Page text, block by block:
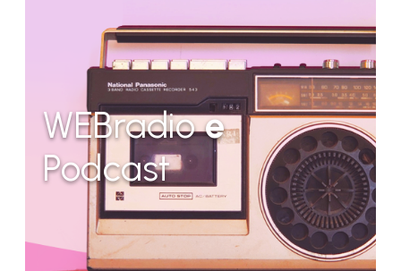
WEBradioe
Podcast